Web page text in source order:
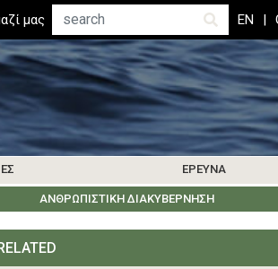
μας Αναζήτηση EN
ΕΚΔΗΛΏΣΕΙΣ
ΑΝΘΡΩΠΙΣΤΙΚΉ ΔΙΑΚΥΒΈΡΝΗΣΗ
ΚΟΙΝΩΝΊΑ ΤΗΣ ΛΈΡΟΥ ΆΛΛΑ ΝΗΣΙΆ
ΈΡΕΥΝΑ
ΒΙΒΛΙΟΓΡΑΦΊΑ ΕΝΗΜΕΡΏΣΕΙΣ ΈΡΕΥΝΑΣ